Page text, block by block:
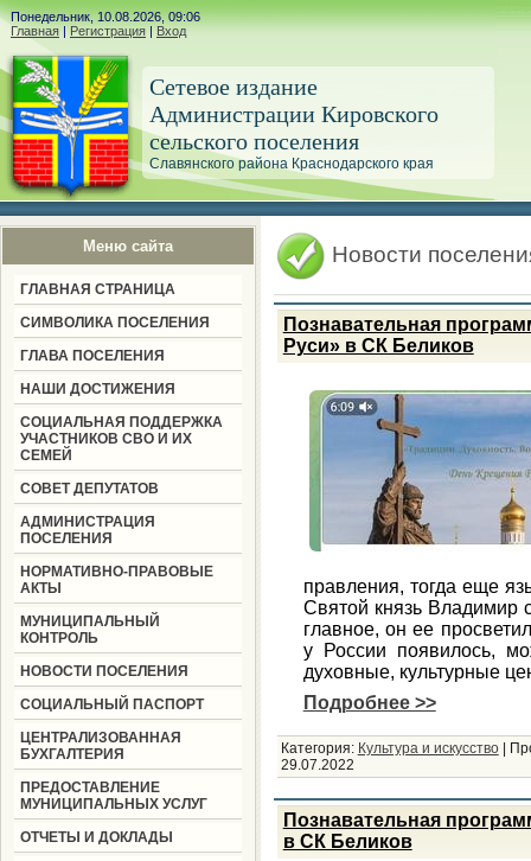
Понедельник, 10.08.2026, 09:06
Главная | Регистрация | Вход
Сетевое издание
Администрации Кировского
сельского поселения
Славянского района Краснодарского края
Меню сайта
ГЛАВНАЯ СТРАНИЦА
СИМВОЛИКА ПОСЕЛЕНИЯ
ГЛАВА ПОСЕЛЕНИЯ
НАШИ ДОСТИЖЕНИЯ
СОЦИАЛЬНАЯ ПОДДЕРЖКА
УЧАСТНИКОВ СВО И ИХ
СЕМЕЙ
СОВЕТ ДЕПУТАТОВ
АДМИНИСТРАЦИЯ
ПОСЕЛЕНИЯ
НОРМАТИВНО-ПРАВОВЫЕ
АКТЫ
МУНИЦИПАЛЬНЫЙ
КОНТРОЛЬ
НОВОСТИ ПОСЕЛЕНИЯ
СОЦИАЛЬНЫЙ ПАСПОРТ
ЦЕНТРАЛИЗОВАННАЯ
БУХГАЛТЕРИЯ
ПРЕДОСТАВЛЕНИЕ
МУНИЦИПАЛЬНЫХ УСЛУГ
ОТЧЕТЫ И ДОКЛАДЫ
Новости
Познавательная
Руси» в СК Беликов
правления, тогда еще
Святой князь Владимир
главное, он ее
у России появилось,
духовные, культурные
Подробнее >>
Категория: Культура и искусство
29.07.2022
Познавательная
в СК Беликов